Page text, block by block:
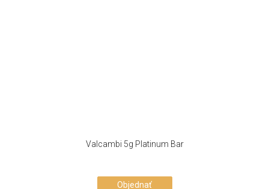
Valcambi 5g Platinum Bar
Objednať